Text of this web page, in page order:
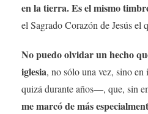
en la tierra. Es el mismo
el Sagrado Corazón de Jesús el
No puedo olvidar un hecho
iglesia, no sólo una vez, sino
quizá durante años—, que, sin
me marcó de más